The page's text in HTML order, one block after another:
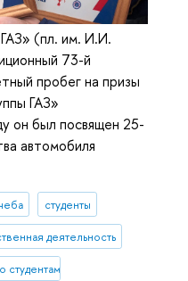
(пл. им. И.И.
73-й
пробег на призы
ГАЗ»
он был посвящен 25-
автомобиля
студенты
деятельность
студентами (Нижний Новгород)